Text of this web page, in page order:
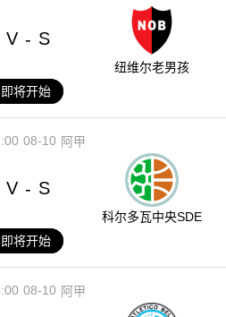
V - S
纽维尔老男孩
即将开始
08-10 阿甲
V - S
科尔多瓦中央SDE
即将开始
08-10 阿甲